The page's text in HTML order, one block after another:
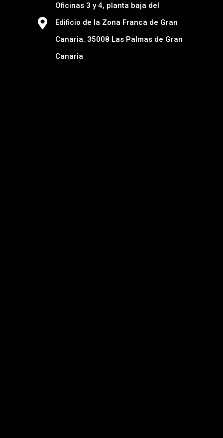
Oficinas 3 y 4, planta baja del
Edificio de la Zona Franca de Gran
Canaria. 35008 Las Palmas de Gran
Canaria